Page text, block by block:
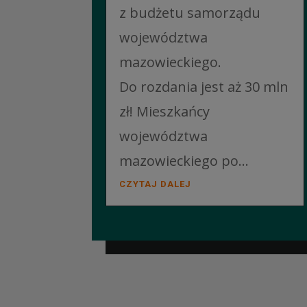
z budżetu samorządu
województwa
mazowieckiego.
Do rozdania jest aż 30 mln
zł! Mieszkańcy
województwa
mazowieckiego po...
CZYTAJ DALEJ